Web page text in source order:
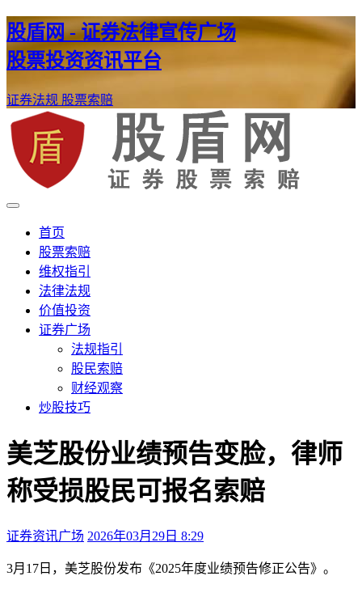
股盾网 - 证券法律宣传广场
股票投资资讯平台
证券法规 股票索赔
股盾网
证券股票维权网
首页
股票索赔
维权指引
法律法规
价值投资
证券广场
法规指引
股民索赔
财经观察
炒股技巧
美芝股份业绩预告变脸，律师
称受损股民可报名索赔
证券资讯广场 2026年03月29日 8:29
3月17日，美芝股份发布《2025年度业绩预告修正公告》。